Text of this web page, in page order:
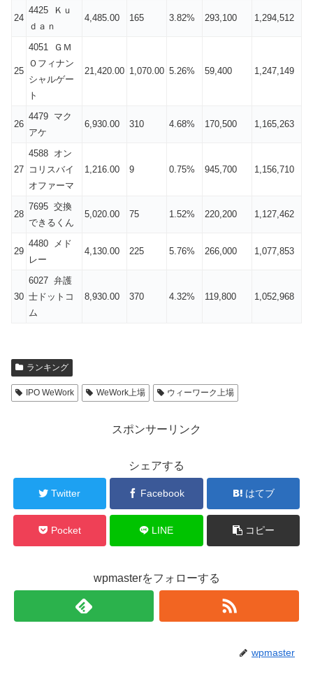
24
4425 Ｋｕ
ｄａｎ
4,485.00 165 3.82% 293,100 1,294,512
25
4051 ＧＭ
Ｏフィナン
シャルゲー
ト
21,420.00 1,070.00 5.26% 59,400 1,247,149
26
4479 マク
アケ
6,930.00 310 4.68% 170,500 1,165,263
27
4588 オン
コリスバイ
オファーマ
1,216.00 9 0.75% 945,700 1,156,710
28
7695 交換
できるくん
5,020.00 75 1.52% 220,200 1,127,462
29
4480 メド
レー
4,130.00 225 5.76% 266,000 1,077,853
30
6027 弁護
士ドットコ
ム
8,930.00 370 4.32% 119,800 1,052,968
ランキング
IPO WeWork WeWork上場 ウィーワーク上場
スポンサーリンク
シェアする
Twitter Facebook はてブ
Pocket LINE コピー
wpmasterをフォローする
wpmaster